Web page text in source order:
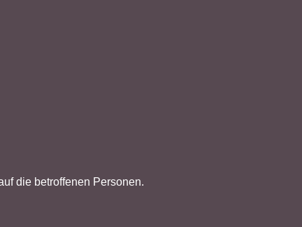
die betroffenen Personen.